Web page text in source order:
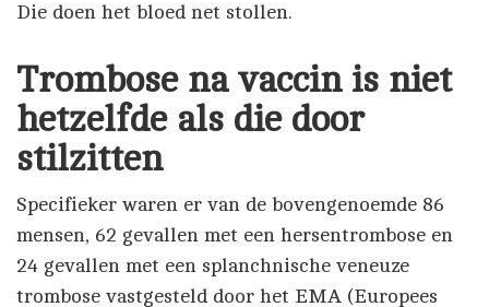
Die doen het bloed net stollen.
Trombose na vaccin is niet
hetzelfde als die door
stilzitten
Specifieker waren er van de bovengenoemde 86
mensen, 62 gevallen met een hersentrombose en
24 gevallen met een splanchnische veneuze
trombose vastgesteld door het EMA (Europees